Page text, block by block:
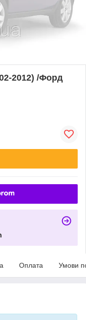
2012) /Форд
Оплата Умови